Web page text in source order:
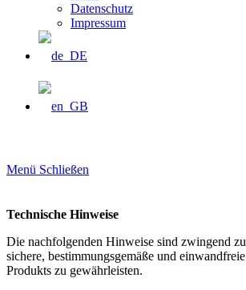
Datenschutz
Impressum
Menü Schließen
Technische Hinweise
Die nachfolgenden Hinweise sind zwingend
sichere, bestimmungsgemäße und
Produkts zu gewährleisten.